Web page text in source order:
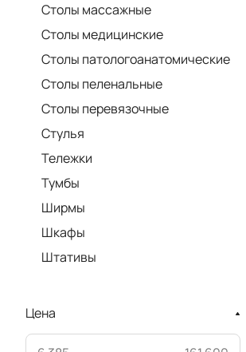
Столы массажные
Столы медицинские
Столы патологоанатомические
Столы пеленальные
Столы перевязочные
Стулья
Тележки
Тумбы
Ширмы
Шкафы
Штативы
Цена